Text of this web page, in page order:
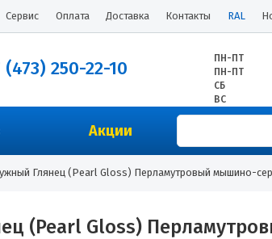
Сервис Оплата Доставка Контакты RAL
(473) 250-22-10 ПН-ПТ
ПН-ПТ
СБ
ВС
Акции
Глянец (Pearl Gloss) Перламутровый мышино-
(Pearl Gloss)